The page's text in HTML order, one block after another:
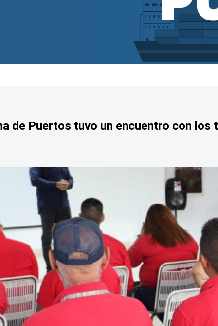
de Puertos tuvo un encuentro con